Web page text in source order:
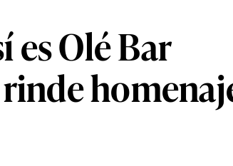
es Olé Bar